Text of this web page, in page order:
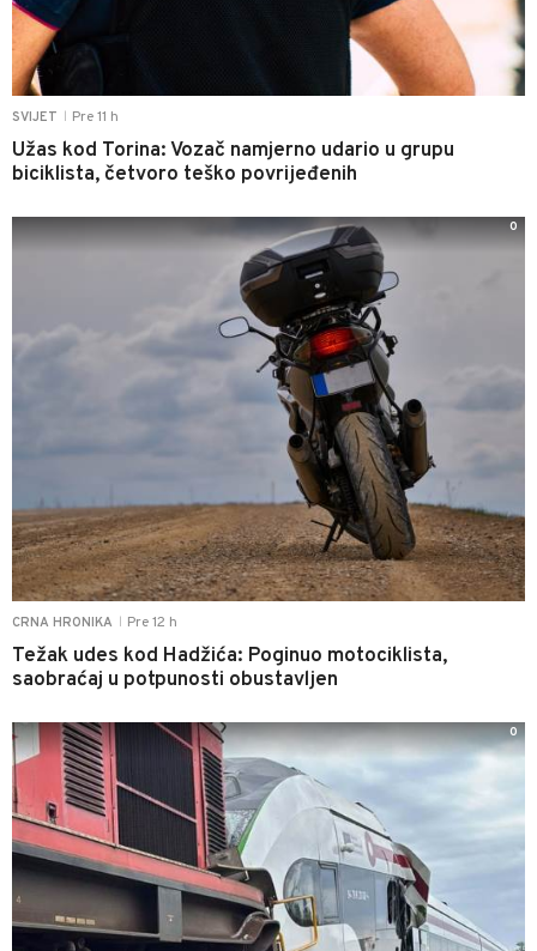
SVIJET Pre 11 h
Užas kod Torina: Vozač namjerno udario u grupu
biciklista, četvoro teško povrijeđenih
CRNA HRONIKA Pre 12 h
Težak udes kod Hadžića: Poginuo motociklista,
saobraćaj u potpunosti obustavljen
0
0